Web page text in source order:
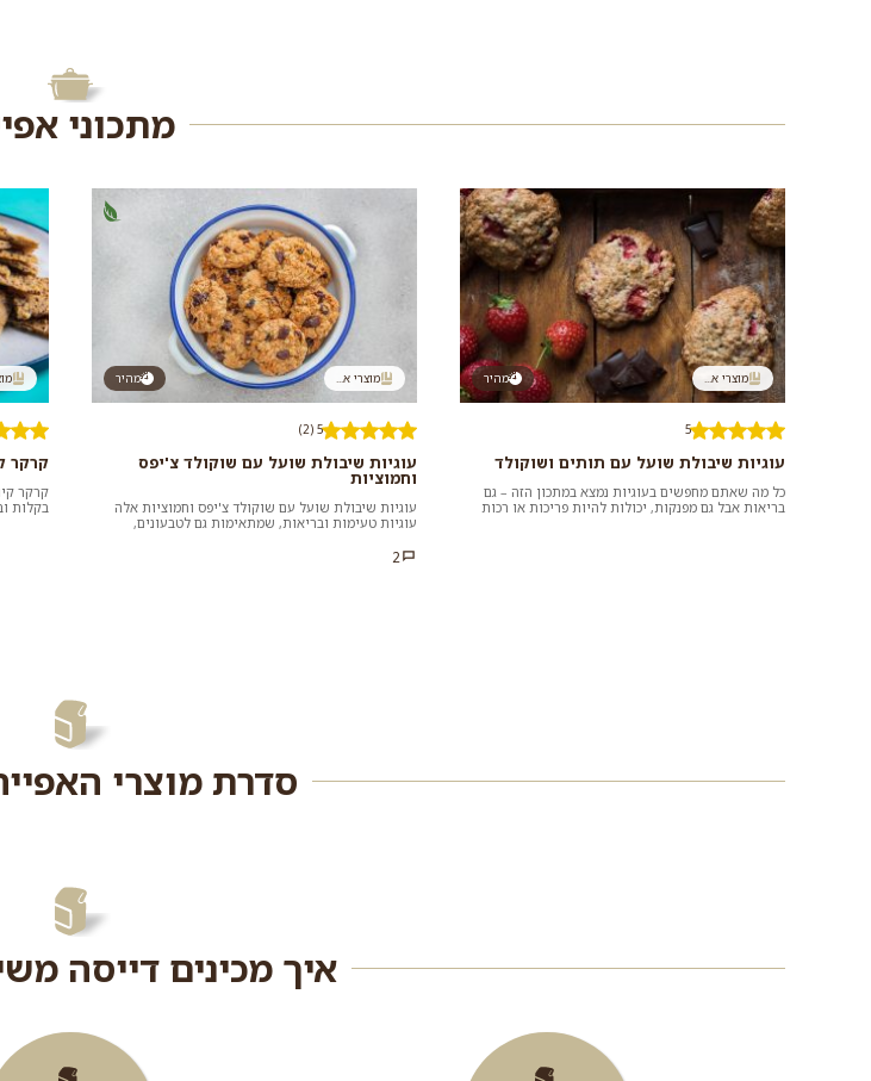
מתכוני
מהיר מוצרי א...
5
עוגיות שיבולת שועל עם תותים ושוקולד
כל מה שאתם מחפשים בעוגיות נמצא במתכון הזה – גם
בריאות אבל גם מפנקות, יכולות להיות פריכות או רכות
מהיר מוצרי א...
5 (2)
עוגיות שיבולת שועל עם שוקולד צ'יפס
וחמוציות
עוגיות שיבולת שועל עם שוקולד צ'יפס וחמוציות אלה
עוגיות טעימות ובריאות, שמתאימות גם לטבעונים,
2
קרקר
קרקר
בקלות
סדרת מוצרי
איך מכינים דייסה